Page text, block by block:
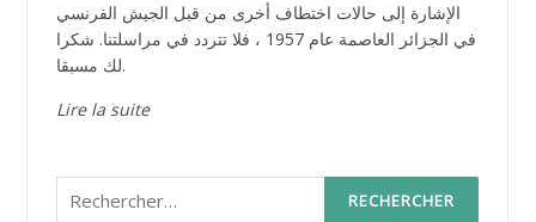
الإشارة إلى حالات اختطاف أخرى من قبل الجيش الفرنسي
في الجزائر العاصمة عام 1957 ، فلا تتردد في مراسلتنا. شكرا
لك مسبقا.
Lire la suite
Rechercher :